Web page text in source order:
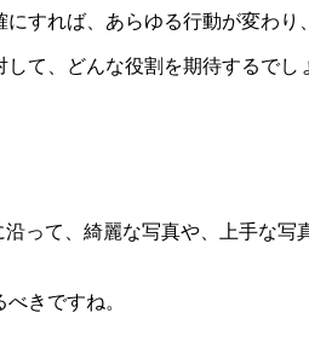
すれば、あらゆる行動が変わり
て、どんな役割を期待するでし
って、綺麗な写真や、上手な
きですね。